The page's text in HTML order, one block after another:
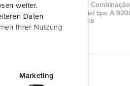
weiter.
Daten
Ihrer Nutzung
Marketing
AMAXX®
Diferencial tipo A
PNG, 103 KB